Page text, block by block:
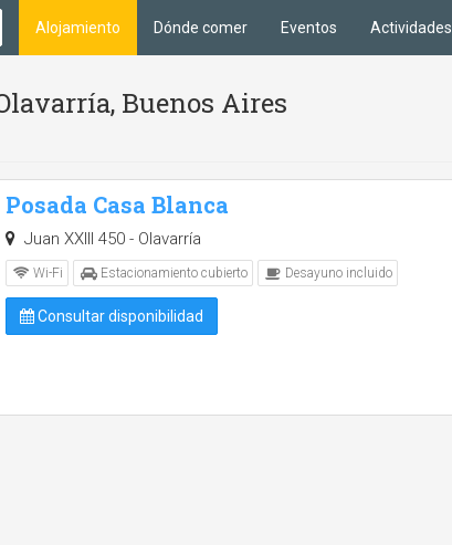
Alojamiento Dónde comer Eventos Actividades
Buenos Aires
Posada Casa Blanca
Juan XXIII 450 - Olavarría
Wi-Fi Estacionamiento cubierto Desayuno incluido
Consultar disponibilidad